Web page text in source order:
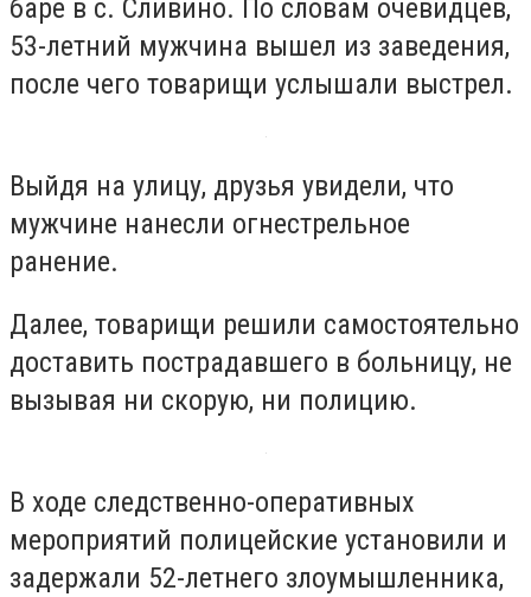
баре в с. Сливино. По словам очевидцев,
53-летний мужчина вышел из заведения,
после чего товарищи услышали выстрел.
Выйдя на улицу, друзья увидели, что
мужчине нанесли огнестрельное
ранение.
Далее, товарищи решили самостоятельно
доставить пострадавшего в больницу, не
вызывая ни скорую, ни полицию.
В ходе следственно-оперативных
мероприятий полицейские установили и
задержали 52-летнего злоумышленника,